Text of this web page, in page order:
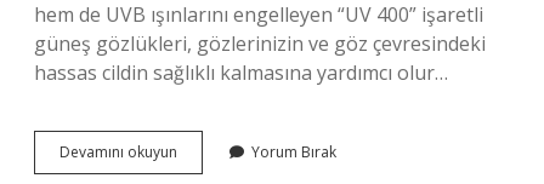
hem de UVB ışınlarını engelleyen “UV 400” işaretli
güneş gözlükleri, gözlerinizin ve göz çevresindeki
hassas cildin sağlıklı kalmasına yardımcı olur…
Devamını okuyun
Tutulmasını
Yorum Bırak